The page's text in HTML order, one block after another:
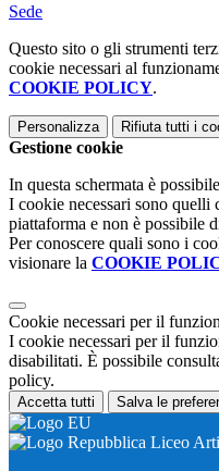
Sede
Questo sito o gli strumenti
cookie necessari al
COOKIE POLICY.
Personalizza Rifiuta tutti i
Gestione cookie
In questa schermata è
I cookie necessari sono quelli
piattaforma e non è possibile
Per conoscere quali sono i
visionare la COOKIE
Cookie necessari per il
I cookie necessari per il
disabilitati. È possibile
policy.
Accetta tutti Salva le
Liceo